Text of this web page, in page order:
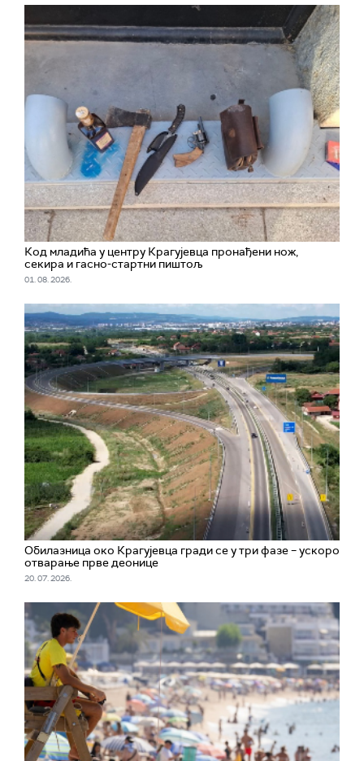
Код младића у центру Крагујевца пронађени нож,
секира и гасно-стартни пиштољ
01. 08. 2026.
Обилазница око Крагујевца гради се у три фазе – ускоро
отварање прве деонице
20. 07. 2026.